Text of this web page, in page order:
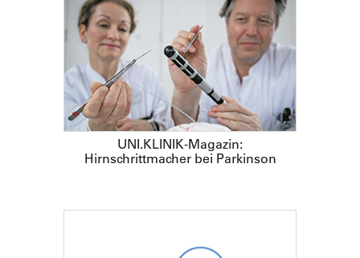
UNI.KLINIK-Magazin:
Hirnschrittmacher bei Parkinson